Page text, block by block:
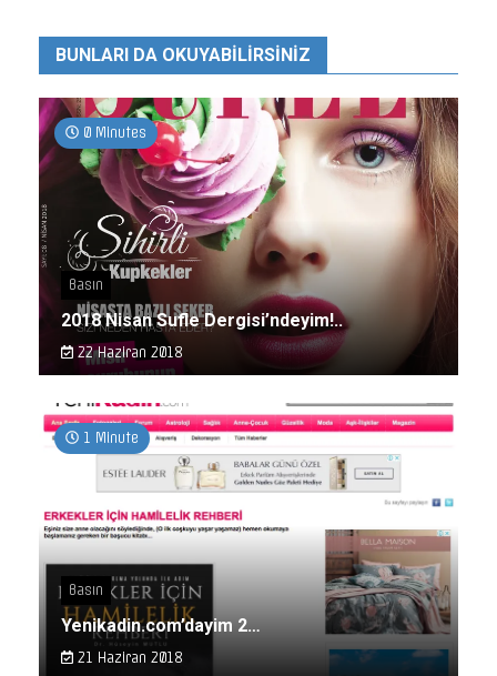
BUNLARI DA OKUYABILIRSINIZ
0 Minutes
Basın
2018 Nisan Sufle Dergisi’ndeyim!..
22 Haziran 2018
1 Minute
Basın
Yenikadin.com’dayim 2…
21 Haziran 2018